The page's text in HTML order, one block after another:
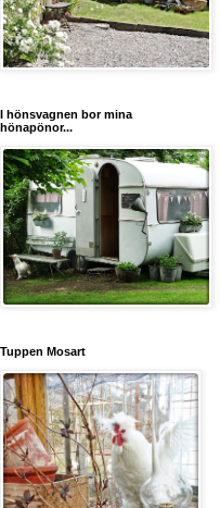
I hönsvagnen bor mina
hönapönor...
Tuppen Mosart